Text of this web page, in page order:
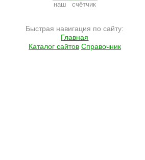
наш счётчик
Быстрая навигация по сайту:
Главная
Каталог сайтов Справочник